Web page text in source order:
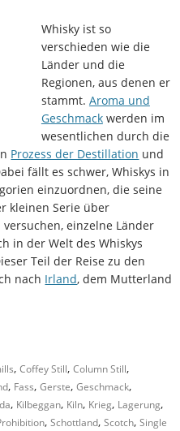
Whisky ist so
verschieden wie die
Länder und die
Regionen, aus denen er
stammt. Aroma und
Geschmackwerden im
wesentlichen durch die
Prozess der Destillation und
fällt es schwer, Whiskys in
einzuordnen, die seine
kleinen Serie über
einzelne Länder
in der Welt des Whiskys
Teil der Reise zu den
nach Irland, dem Mutterland
,Coffey Still,Column Still,
, Fass,Gerste,Geschmack,
, Kilbeggan, Kiln, Krieg, Lagerung,
,Schottland,Scotch,Single